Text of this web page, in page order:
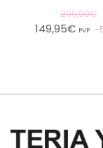
299,90€
149,95€ PVP